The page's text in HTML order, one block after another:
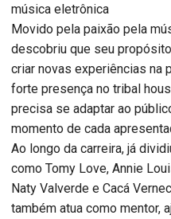
música eletrônica
Movido pela paixão pela
descobriu que seu
criar novas experiências na
forte presença no tribal
precisa se adaptar ao
momento de cada
Ao longo da carreira, já
como Tomy Love, Annie
Naty Valverde e Cacá
também atua como mentor,